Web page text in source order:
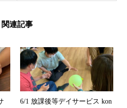
関連記事
6/1 放課後等デイサービス kon